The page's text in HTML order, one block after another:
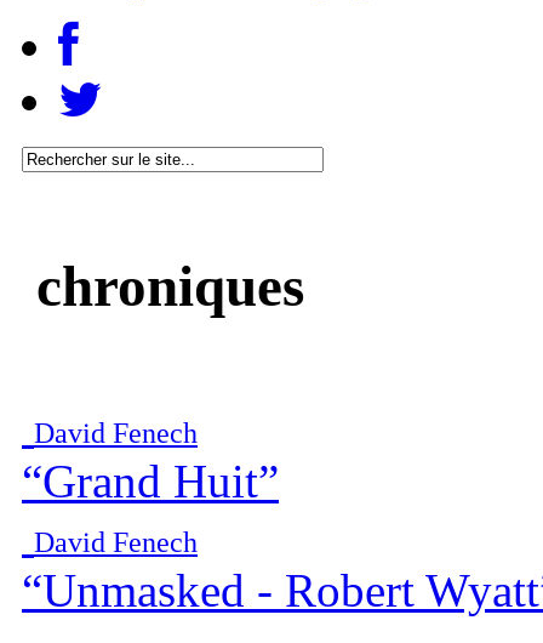
chroniques
David Fenech
“Grand Huit”
David Fenech
“Unmasked - Robert